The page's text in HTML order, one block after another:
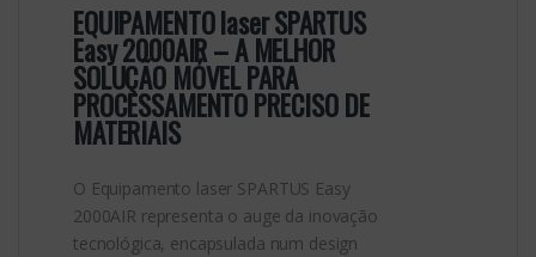
EQUIPAMENTO laser SPARTUS
Easy 2000AIR – A MELHOR
SOLUÇÃO MÓVEL PARA
PROCESSAMENTO PRECISO DE
MATERIAIS
O Equipamento laser SPARTUS Easy
2000AIR representa o auge da inovação
tecnológica, encapsulada num design